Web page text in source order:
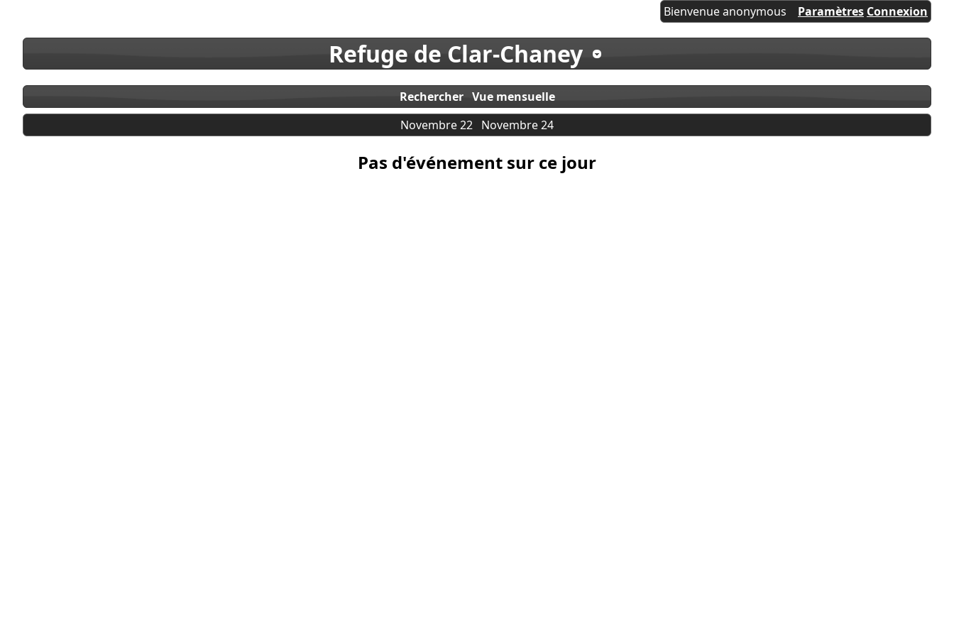
Bienvenue anonymous Paramètres Connexion
Refuge de Clar-Chaney
Rechercher Vue mensuelle
Novembre 22 Novembre 24
Pas d'événement sur ce jour